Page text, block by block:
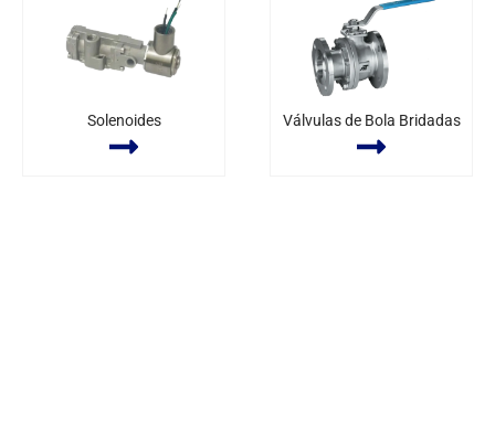
Solenoides Válvulas de Bola Bridadas